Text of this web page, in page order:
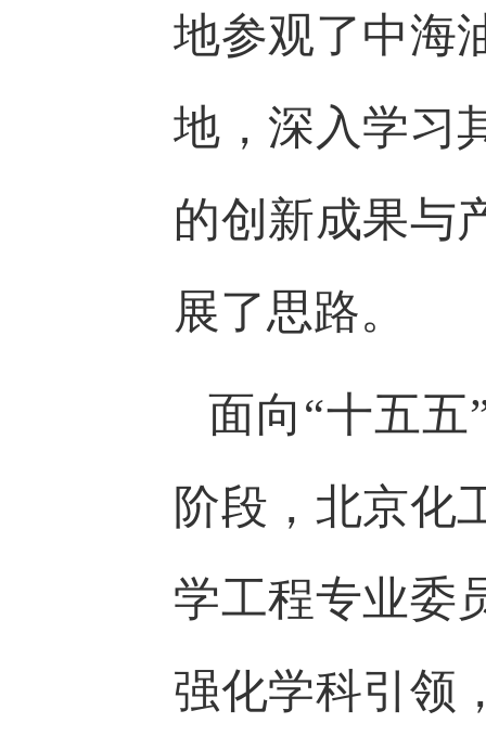
地参观了中海
地，深入学习
的创新成果与
展了思路。
面向“十五
阶段，北京化
学工程专业委
强化学科引领